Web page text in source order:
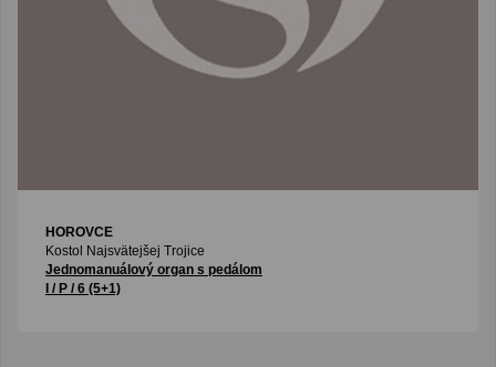
HOROVCE
Kostol Najsvätejšej Trojice
Jednomanuálový organ s pedálom
I / P / 6 (5+1)